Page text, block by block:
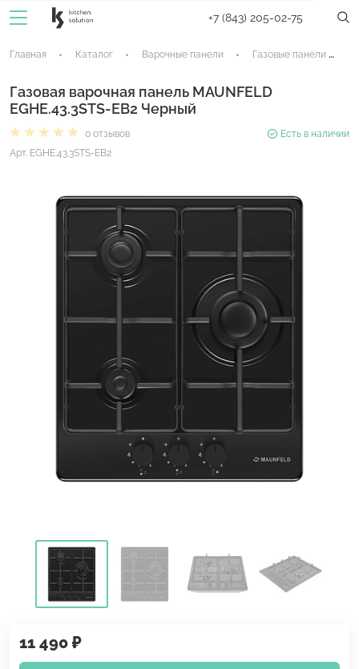
+7 (843) 205-02-75
Главная Каталог Варочные панели Газовые панели
Газовая варочная панель MAUNFELD
EGHE.43.3STS-EB2 Черный
0 отзывов
Есть в наличии
Арт. EGHE.43.3STS-EB2
11 490 ₽